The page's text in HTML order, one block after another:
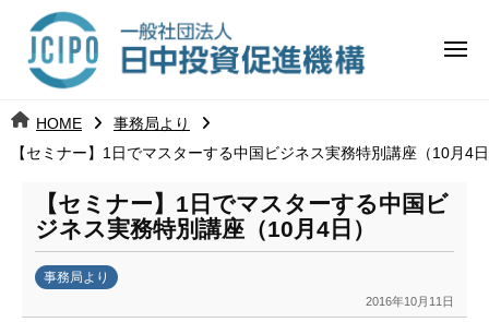
ツ 日
中
投
資
j
c
メ
HOME
事務局より
【セミナー】1日でマスターする中国ビジネス実務特別講座（10月4
【セミナー】1日でマスターする中国ビ
ジネス実務特別講座（10月4日）
事務局より
2016年10月11日
日
中
資
進
機
構